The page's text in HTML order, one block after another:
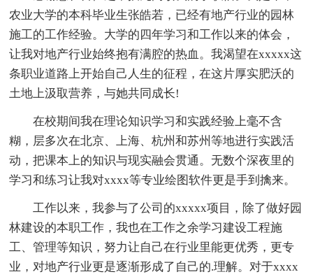
农业大学的本科毕业生张皓若，已经有地产行业的园林
施工的工作经验。大学的四年学习和工作以来的体会，
让我对地产行业始终抱有满腔的热血。我渴望在xxxxx这
条职业道路上开始自己人生的征程，在这片厚实肥沃的
土地上汲取营养，与她共同成长!
在校期间我在理论知识学习和实践经验上毫不含
糊，层多次在北京、上海、杭州和苏州等地进行实践活
动，把课本上的知识与现实融会贯通。无数个深夜里的
学习和练习让我对xxxx等专业绘图软件更是手到擒来。
工作以来，我参与了公司的xxxxx项目，除了做好园
林建设的本职工作，我也在工作之余学习建设工程施
工、管理等知识，努力让自己在行业里能更优秀，更专
业，对地产行业更是逐渐形成了自己的.理解。对于xxxx